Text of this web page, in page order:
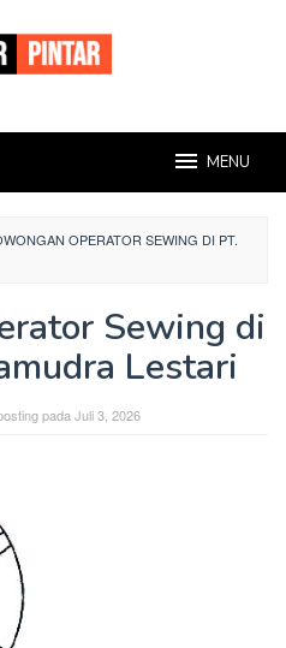
MENU
OPERATOR SEWING DI PT.
Sewing di
Lestari
pada Juli 3, 2026